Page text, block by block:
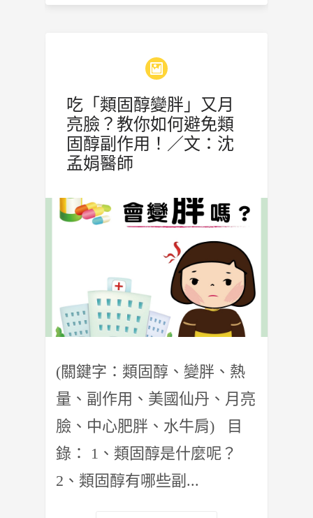
吃「類固醇變胖」又月
亮臉？教你如何避免類
固醇副作用！／文：沈
孟娟醫師
(關鍵字：類固醇、變胖、熱
量、副作用、美國仙丹、月亮
臉、中心肥胖、水牛肩) 目
錄： 1、類固醇是什麼呢？
2、類固醇有哪些副...